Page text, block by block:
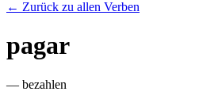
← Zurück zu allen Verben
pagar
— bezahlen